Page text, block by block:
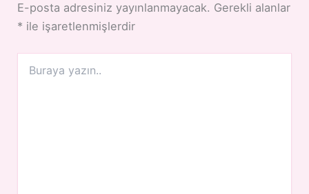
E-posta adresiniz yayınlanmayacak. Gerekli alanlar
* ile işaretlenmişlerdir
yazın..